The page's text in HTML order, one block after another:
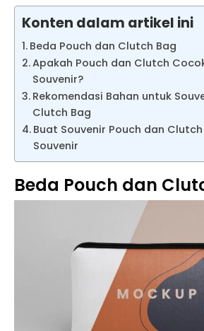
Konten dalam artikel ini
Beda Pouch dan Clutch Bag
Apakah Pouch dan Clutch
Souvenir?
Rekomendasi Bahan untuk
Clutch Bag
Buat Souvenir Pouch dan
Souvenir
Beda Pouch dan